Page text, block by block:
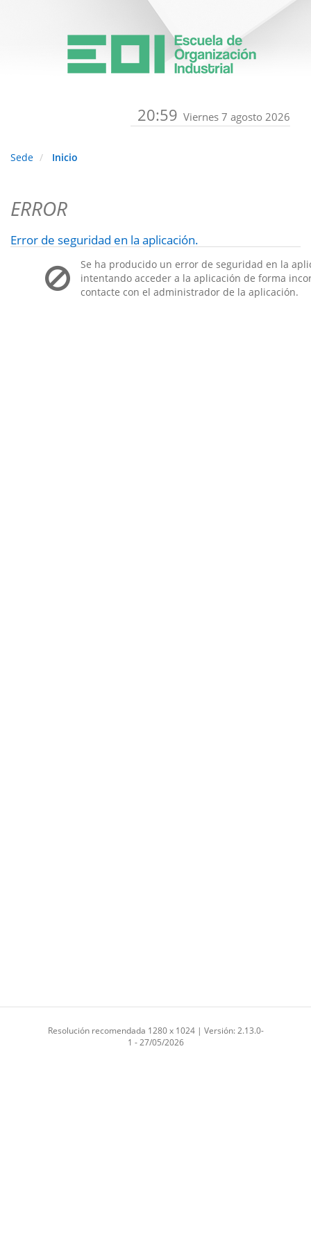
20:59 Viernes 7 agosto 2026
Sede Inicio
ERROR
Error de seguridad en la aplicación.
Se ha producido un error de seguridad en la
intentando acceder a la aplicación de forma
contacte con el administrador de la aplicación.
Resolución recomendada 1280 x 1024 | Versión: 2.13.0-
1 - 27/05/2026